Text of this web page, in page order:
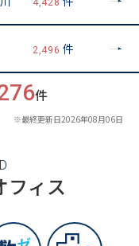
4,428
2,496 件
件
※最終更新⽇2026年08月06日
フィス